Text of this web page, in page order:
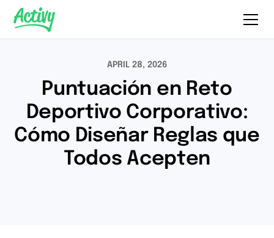
APRIL 28, 2026
Puntuación en Reto
Deportivo Corporativo:
Cómo Diseñar Reglas que
Todos Acepten